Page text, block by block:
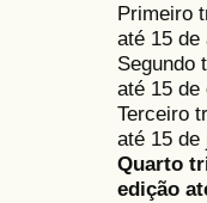
Primeiro
até 15 de
Segundo
até 15 de
Terceiro
até 15 de
Quarto
edição